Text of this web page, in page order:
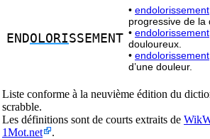
ENDOLORISSEMENT
• endolorissement
progressive de la
• endolorissement
douloureux.
• endolorissement
d’une douleur.
Liste conforme à la neuvième édition du
scrabble.
Les définitions sont de courts extraits de
1Mot.net
.